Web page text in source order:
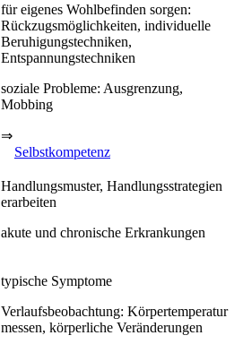
für eigenes Wohlbefinden sorgen:
Rückzugsmöglichkeiten, individuelle
Beruhigungstechniken,
Entspannungstechniken
soziale Probleme: Ausgrenzung,
Mobbing
⇒
Selbstkompetenz
Handlungsmuster, Handlungsstrategien
erarbeiten
akute und chronische Erkrankungen
typische Symptome
Verlaufsbeobachtung: Körpertemperatur
messen, körperliche Veränderungen